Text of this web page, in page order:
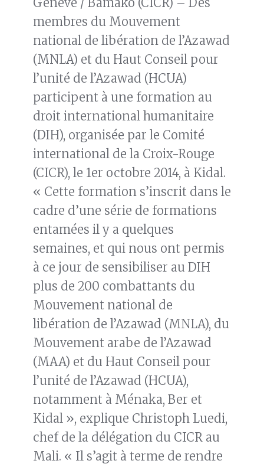
membres du Mouvement
national de libération de l’Azawad
(MNLA) et du Haut Conseil pour
l’unité de l’Azawad (HCUA)
participent à une formation au
droit international humanitaire
(DIH), organisée par le Comité
international de la Croix-Rouge
(CICR), le 1er octobre 2014, à Kidal.
« Cette formation s’inscrit dans le
cadre d’une série de formations
entamées il y a quelques
semaines, et qui nous ont permis
à ce jour de sensibiliser au DIH
plus de 200 combattants du
Mouvement national de
libération de l’Azawad (MNLA), du
Mouvement arabe de l’Azawad
(MAA) et du Haut Conseil pour
l’unité de l’Azawad (HCUA),
notamment à Ménaka, Ber et
Kidal », explique Christoph Luedi,
chef de la délégation du CICR au
Mali. « Il s’agit à terme de rendre